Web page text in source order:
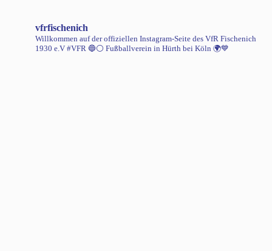
vfrfischenich
Willkommen auf der offiziellen Instagram-Seite des VfR Fischenich
1930 e.V #VFR 🔵⚪️ Fußballverein in Hürth bei Köln 🌍💙